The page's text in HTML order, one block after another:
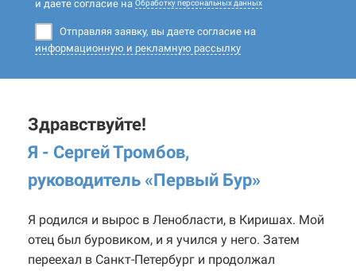
и даете согласие на Обработку персональных данных
Отправляя заявку, вы даете согласие на
информационную и рекламную рассылку
Здравствуйте!
Я - Сергей Тромбов,
руководитель «Первый Бур»
Я родился и вырос в Ленобласти, в Киришах. Мой
отец был буровиком, и я учился у него. Затем
переехал в Санкт-Петербург и продолжал